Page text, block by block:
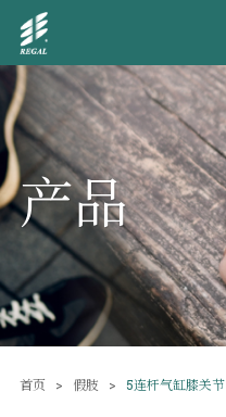
产品
首页 假肢 5连杆气缸膝关节